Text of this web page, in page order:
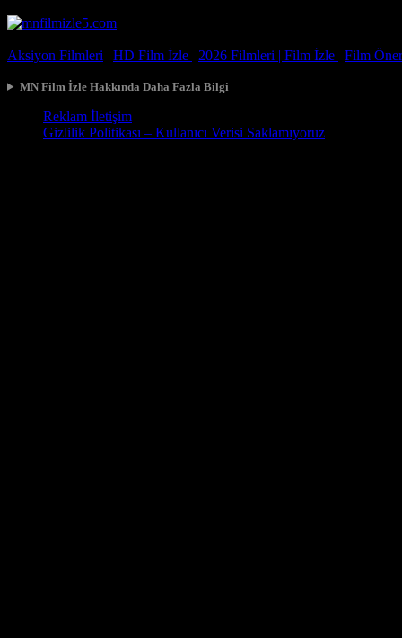
Aksiyon Filmleri
HD Film İzle 2026 Filmleri | Film İzle Film
MN Film İzle Hakkında Daha Fazla Bilgi
Reklam İletişim
Gizlilik Politikası – Kullanıcı Verisi Saklamıyoruz